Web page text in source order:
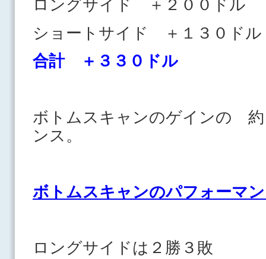
ロングサイド ＋２００ドル
ショートサイド ＋１３０
合計 ＋３３０ドル
ボトムスキャンのゲインの
ンス。
ボトムスキャンのパフォーマ
ロングサイドは２勝３敗